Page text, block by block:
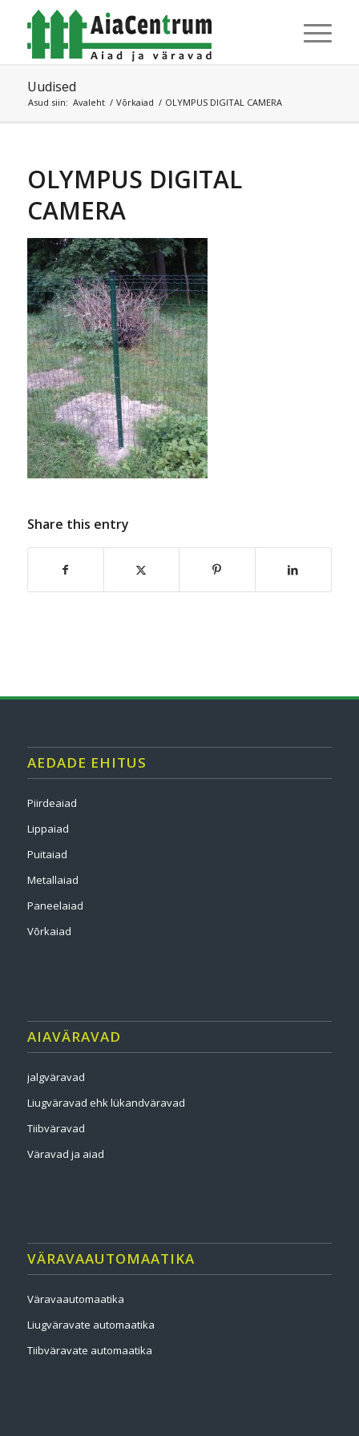
Uudised
Asud siin: Avaleht / Võrkaiad / OLYMPUS DIGITAL CAMERA
OLYMPUS DIGITAL
CAMERA
Share this entry
AEDADE EHITUS
Piirdeaiad
Lippaiad
Puitaiad
Metallaiad
Paneelaiad
Võrkaiad
AIAVÄRAVAD
jalgväravad
Liugväravad ehk lükandväravad
Tiibväravad
Väravad ja aiad
VÄRAVAAUTOMAATIKA
Väravaautomaatika
Liugväravate automaatika
Tiibväravate automaatika